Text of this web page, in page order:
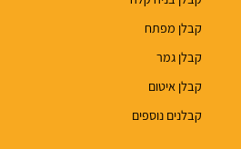
קבלן מפתח
קבלן גמר
קבלן איטום
קבלנים נוספים